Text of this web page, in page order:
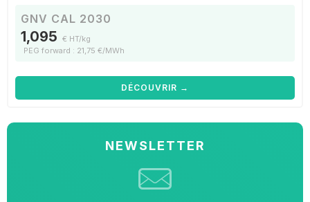
GNV CAL 2030
1,095 € HT/kg
PEG forward : 21,75 €/MWh
DÉCOUVRIR →
NEWSLETTER